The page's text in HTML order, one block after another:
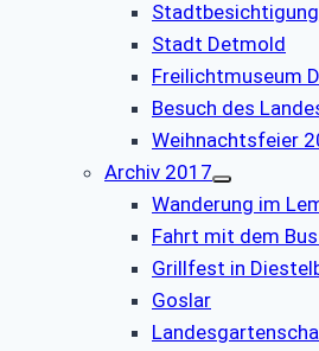
Stadt Detmold
Freilichtmuseum
Besuch des
Weihnachtsfeier
Archiv 2017
Wanderung im
Fahrt mit dem
Grillfest in
Goslar